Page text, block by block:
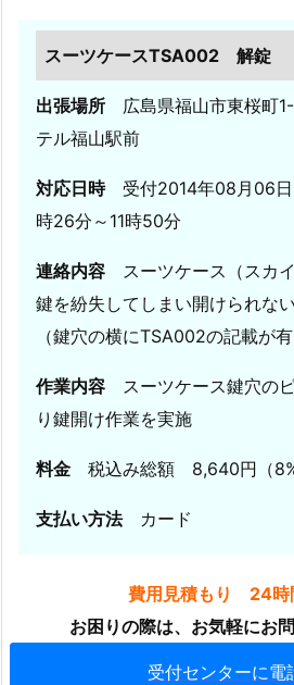
0.
広
島
福
山
田
自
宅
駐
場
内
ズ
スーツケースTSA002 解錠
出張場所 広島県福山市東桜町
テル福山駅前
対応日時 受付2014年08月06
時26分～11時50分
連絡内容 スーツケース（スカ
鍵を紛失してしまい開けられない
（鍵穴の横にTSA002の記載が有
作業内容 スーツケース鍵穴の
り鍵開け作業を実施
料金 税込み総額 8,640円（8%
支払い方法 カード
費用見積もり 24時
お困りの際は、お気軽にお
受付センターに電